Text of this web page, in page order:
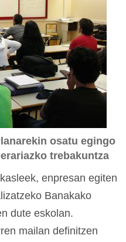
osatu egingo
trebakuntza
enpresan egiten
Banakako
dute eskolan.
mailan definitzen